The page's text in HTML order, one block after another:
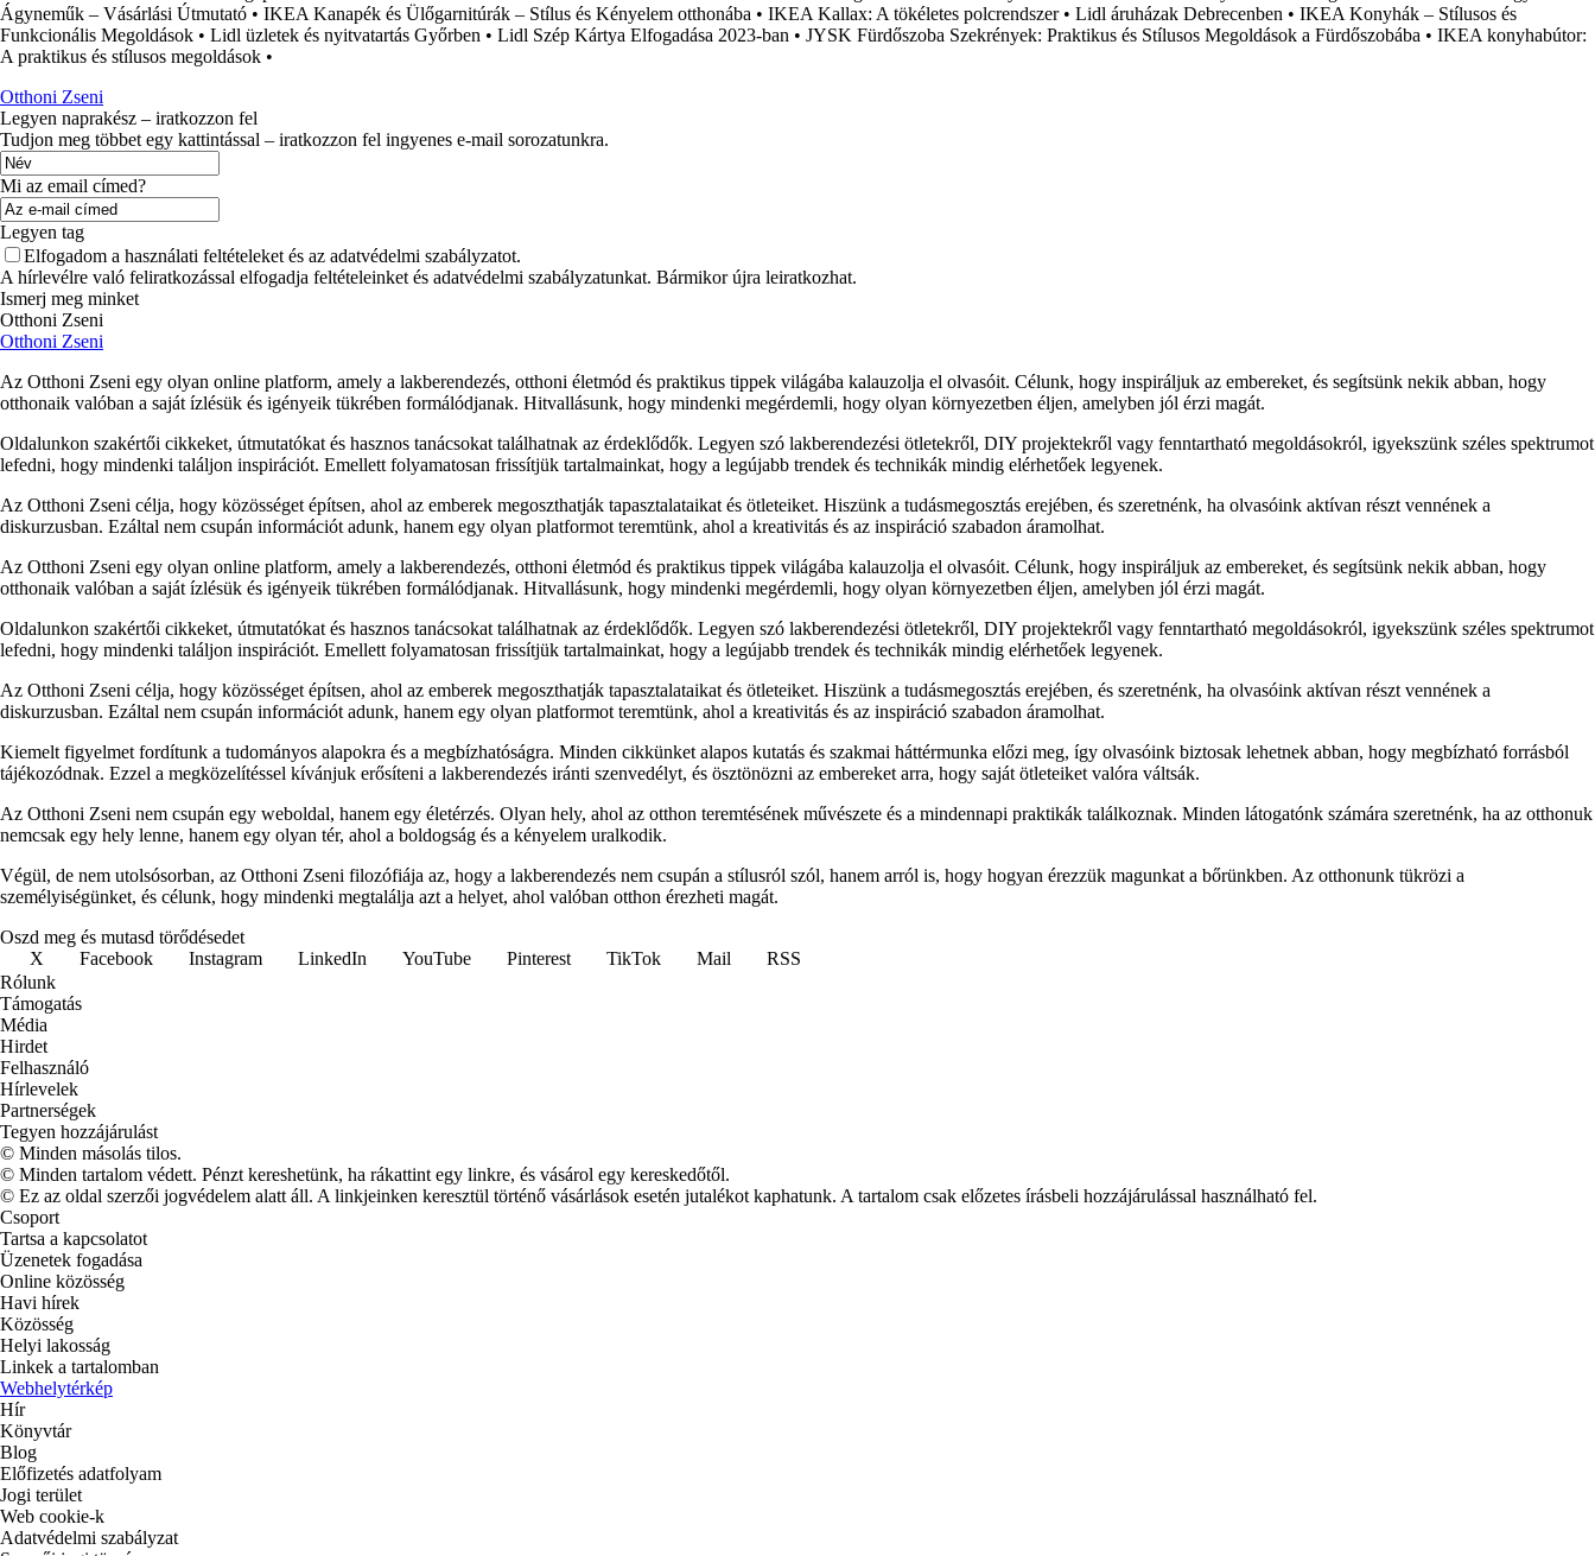
Ágyneműk – Vásárlási Útmutató • IKEA Kanapék és Ülőgarnitúrák – Stílus és Kényelem otthonába • IKEA Kallax: A tökéletes polcrendszer• Lidl áruházak Debrecenben • IKEA Konyhák – Stílusos és
Funkcionális Megoldások • Lidl üzletek és nyitvatartás Győrben • Lidl Szép Kártya Elfogadása 2023-ban • JYSK Fürdőszoba Szekrények: Praktikus és Stílusos Megoldások a Fürdőszobába • IKEA konyhabútor:
A praktikus és stílusos megoldások •
Otthoni Zseni
Legyen naprakész – iratkozzon fel
Tudjon meg többet egy kattintással – iratkozzon fel ingyenes e-mail sorozatunkra.
Mi az email címed?
Legyen tag
Elfogadom a használati feltételeket és az adatvédelmi szabályzatot.
A hírlevélre való feliratkozással elfogadja feltételeinket és adatvédelmi szabályzatunkat. Bármikor újra leiratkozhat.
Ismerj meg minket
Otthoni Zseni
Otthoni Zseni
Az Otthoni Zseni egy olyan online platform, amely a lakberendezés, otthoni életmód és praktikus tippek világába kalauzolja el olvasóit. Célunk, hogy inspiráljuk az embereket, és segítsünk nekik abban, hogy
otthonaik valóban a saját ízlésük és igényeik tükrében formálódjanak. Hitvallásunk, hogy mindenki megérdemli, hogy olyan környezetben éljen, amelyben jól érzi magát.
Oldalunkon szakértői cikkeket, útmutatókat és hasznos tanácsokat találhatnak az érdeklődők. Legyen szó lakberendezési ötletekről, DIY projektekről vagy fenntartható megoldásokról, igyekszünk széles spektrumot
lefedni, hogy mindenki találjon inspirációt. Emellett folyamatosan frissítjük tartalmainkat, hogy a legújabb trendek és technikák mindig elérhetőek legyenek.
Az Otthoni Zseni célja, hogy közösséget építsen, ahol az emberek megoszthatják tapasztalataikat és ötleteiket. Hiszünk a tudásmegosztás erejében, és szeretnénk, ha olvasóink aktívan részt vennének a
diskurzusban. Ezáltal nem csupán információt adunk, hanem egy olyan platformot teremtünk, ahol a kreativitás és az inspiráció szabadon áramolhat.
Az Otthoni Zseni egy olyan online platform, amely a lakberendezés, otthoni életmód és praktikus tippek világába kalauzolja el olvasóit. Célunk, hogy inspiráljuk az embereket, és segítsünk nekik abban, hogy
otthonaik valóban a saját ízlésük és igényeik tükrében formálódjanak. Hitvallásunk, hogy mindenki megérdemli, hogy olyan környezetben éljen, amelyben jól érzi magát.
Oldalunkon szakértői cikkeket, útmutatókat és hasznos tanácsokat találhatnak az érdeklődők. Legyen szó lakberendezési ötletekről, DIY projektekről vagy fenntartható megoldásokról, igyekszünk széles spektrumot
lefedni, hogy mindenki találjon inspirációt. Emellett folyamatosan frissítjük tartalmainkat, hogy a legújabb trendek és technikák mindig elérhetőek legyenek.
Az Otthoni Zseni célja, hogy közösséget építsen, ahol az emberek megoszthatják tapasztalataikat és ötleteiket. Hiszünk a tudásmegosztás erejében, és szeretnénk, ha olvasóink aktívan részt vennének a
diskurzusban. Ezáltal nem csupán információt adunk, hanem egy olyan platformot teremtünk, ahol a kreativitás és az inspiráció szabadon áramolhat.
Kiemelt figyelmet fordítunk a tudományos alapokra és a megbízhatóságra. Minden cikkünket alapos kutatás és szakmai háttérmunka előzi meg, így olvasóink biztosak lehetnek abban, hogy megbízható forrásból
tájékozódnak. Ezzel a megközelítéssel kívánjuk erősíteni a lakberendezés iránti szenvedélyt, és ösztönözni az embereket arra, hogy saját ötleteiket valóra váltsák.
Az Otthoni Zseni nem csupán egy weboldal, hanem egy életérzés. Olyan hely, ahol az otthon teremtésének művészete és a mindennapi praktikák találkoznak. Minden látogatónk számára szeretnénk, ha az otthonuk
nemcsak egy hely lenne, hanem egy olyan tér, ahol a boldogság és a kényelem uralkodik.
Végül, de nem utolsósorban, az Otthoni Zseni filozófiája az, hogy a lakberendezés nem csupán a stílusról szól, hanem arról is, hogy hogyan érezzük magunkat a bőrünkben. Az otthonunk tükrözi a
személyiségünket, és célunk, hogy mindenki megtalálja azt a helyet, ahol valóban otthon érezheti magát.
Oszd meg és mutasd törődésedet
X
Facebook Instagram LinkedIn YouTube Pinterest TikTok Mail
RSS
Rólunk
Támogatás
Média
Hirdet
Felhasználó
Hírlevelek
Partnerségek
Tegyen hozzájárulást
© Minden másolás tilos.
© Minden tartalom védett. Pénzt kereshetünk, ha rákattint egy linkre, és vásárol egy kereskedőtől.
© Ez az oldal szerzői jogvédelem alatt áll. A linkjeinken keresztül történő vásárlások esetén jutalékot kaphatunk. A tartalom csak előzetes írásbeli hozzájárulással használható fel.
Csoport
Tartsa a kapcsolatot
Üzenetek fogadása
Online közösség
Havi hírek
Közösség
Helyi lakosság
Linkek a tartalomban
Webhelytérkép
Hír
Könyvtár
Blog
Előfizetés adatfolyam
Jogi terület
Web cookie-k
Adatvédelmi szabályzat